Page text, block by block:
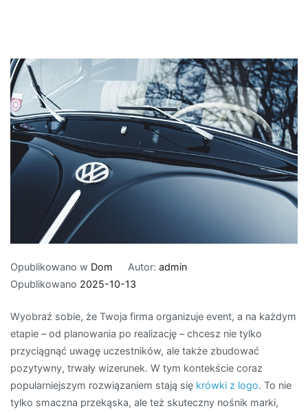
Opublikowano w Dom Autor: admin
Opublikowano 2025-10-13
Wyobraź sobie, że Twoja firma organizuje event, a na każdym
etapie – od planowania po realizację – chcesz nie tylko
przyciągnąć uwagę uczestników, ale także zbudować
pozytywny, trwały wizerunek. W tym kontekście coraz
popularniejszym rozwiązaniem stają się krówki z logo. To nie
tylko smaczna przekąska, ale też skuteczny nośnik marki,